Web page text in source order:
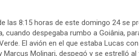
las 8:15 horas de este domingo 24 se
cuando despegaba rumbo a Goiânia,
El avión en el que estaba Lucas
Molinari, despegó y se estrelló